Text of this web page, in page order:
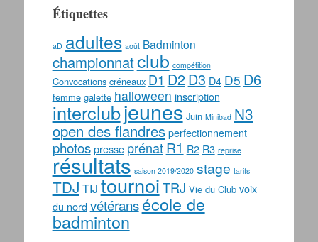
Étiquettes
aD adultes août Badminton
championnatclub compétition
Convocations créneaux D1 D2 D3 D4 D5 D6
femme galette halloween inscription
interclubjeunes Juin Minibad N3
open des flandres perfectionnement
photos presse prénat R1 R2 R3 reprise
résultats saison 2019/2020 stage tarifs
TDJ TIJ tournoiTRJ Vie du Club voix
du nord vétéransécole de
badminton